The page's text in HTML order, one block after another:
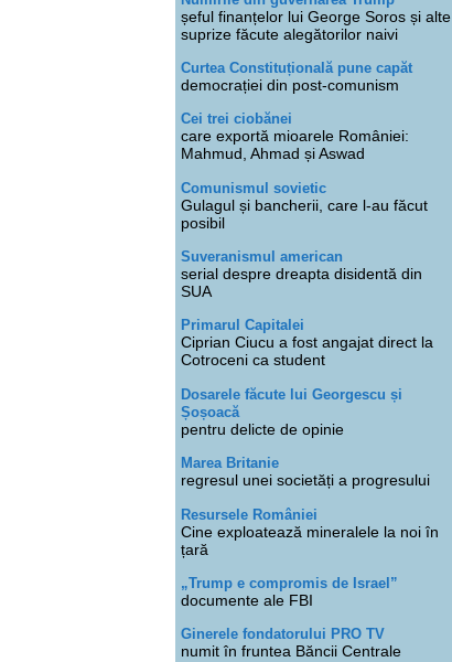
șeful finanțelor lui George Soros și alte
suprize făcute alegătorilor naivi
Curtea Constituțională pune capăt
democrației din post-comunism
Cei trei ciobănei
care exportă mioarele României:
Mahmud, Ahmad și Aswad
Comunismul sovietic
Gulagul și bancherii, care l-au făcut
posibil
Suveranismul american
serial despre dreapta disidentă din
SUA
Primarul Capitalei
Ciprian Ciucu a fost angajat direct la
Cotroceni ca student
Dosarele făcute lui Georgescu și
Șoșoacă
pentru delicte de opinie
Marea Britanie
regresul unei societăți a progresului
Resursele României
Cine exploatează mineralele la noi în
țară
„Trump e compromis de Israel”
documente ale FBI
Ginerele fondatorului PRO TV
numit în fruntea Băncii Centrale